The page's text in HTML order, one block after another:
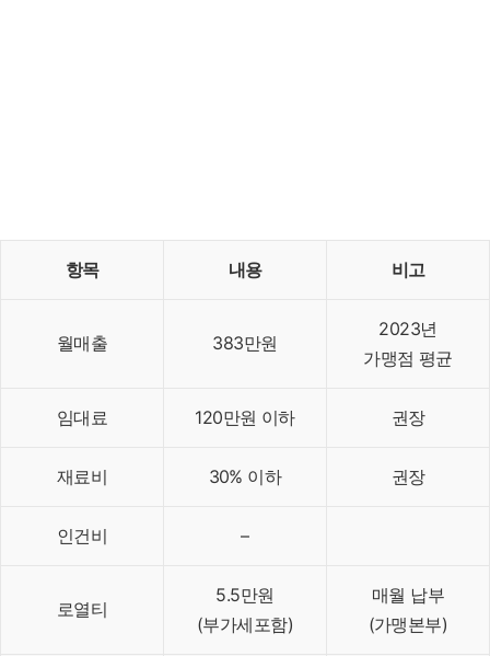
항목 내용 비고
월매출 383만원
2023년
가맹점 평균
임대료 120만원 이하 권장
재료비 30% 이하 권장
인건비 –
로열티
5.5만원
(부가세포함)
매월 납부
(가맹본부)